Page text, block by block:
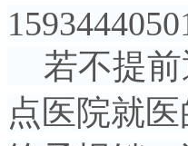
若不提前
点医院就